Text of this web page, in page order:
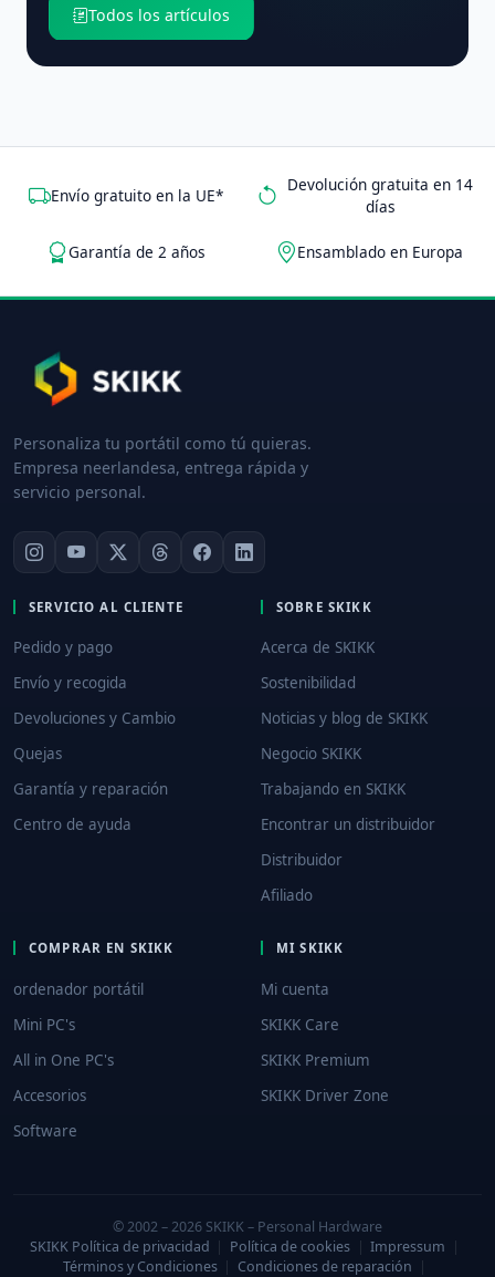
Todos los artículos
Envío gratuito en la UE*
Devolución gratuita en 14
días
Garantía de 2 años Ensamblado en Europa
Personaliza tu portátil como tú quieras.
Empresa neerlandesa, entrega rápida y
servicio personal.
SERVICIO AL CLIENTE
Pedido y pago
Envío y recogida
Devoluciones y Cambio
Quejas
Garantía y reparación
Centro de ayuda
SOBRE SKIKK
Acerca de SKIKK
Sostenibilidad
Noticias y blog de SKIKK
Negocio SKIKK
Trabajando en SKIKK
Encontrar un distribuidor
Distribuidor
Afiliado
COMPRAR EN SKIKK
ordenador portátil
Mini PC's
All in One PC's
Accesorios
Software
MI SKIKK
Mi cuenta
SKIKK Care
SKIKK Premium
SKIKK Driver Zone
© 2002 – 2026 SKIKK – Personal Hardware
SKIKK Política de privacidad | Política de cookies | Impressum |
Términos y Condiciones | Condiciones de reparación |